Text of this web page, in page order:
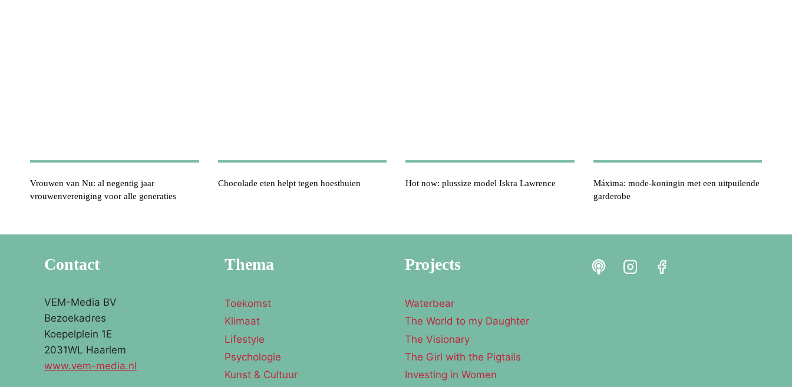
Vrouwen van Nu: al negentig jaar
vrouwenvereniging voor alle generaties
Chocolade eten helpt tegen hoestbuien Hot now: plussize model Iskra Lawrence
Máxima: mode-koningin met een uitpuilende
garderobe
Contact
VEM-Media BV
Bezoekadres
Koepelplein 1E
2031WL Haarlem
www.vem-media.nl
Thema
Toekomst
Klimaat
Lifestyle
Psychologie
Kunst & Cultuur
Projects
Waterbear
The World to my Daughter
The Visionary
The Girl with the Pigtails
Investing in Women